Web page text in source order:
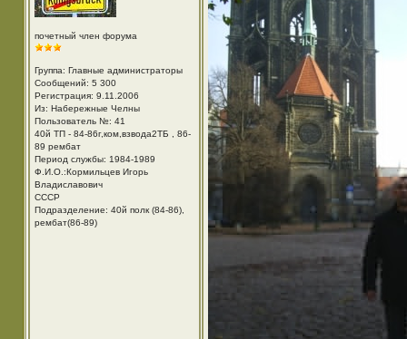
почетный член форума
Группа: Главные администраторы
Сообщений: 5 300
Регистрация: 9.11.2006
Из: Набережные Челны
Пользователь №: 41
40й ТП - 84-86г,ком,взвода2ТБ , 86-
89 рембат
Период службы: 1984-1989
Ф.И.О.:Кормильцев Игорь
Владиславович
СССР
Подразделение: 40й полк (84-86),
рембат(86-89)